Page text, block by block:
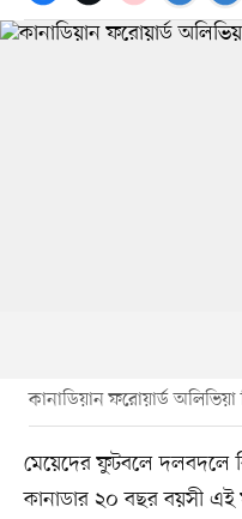
কানাডিয়ান ফরোয়ার্ড অলিভিয়া
মেয়েদের ফুটবলে দলবদলে
কানাডার ২০ বছর বয়সী এই